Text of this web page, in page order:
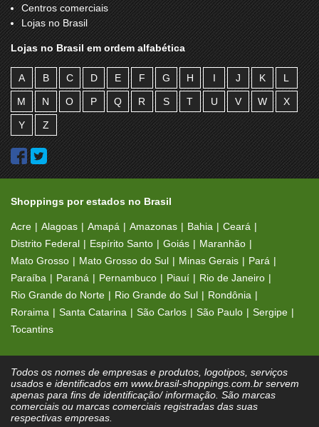
Centros comerciais
Lojas no Brasil
Lojas no Brasil em ordem alfabética
A B C D E F G H I J K L
M N O P Q R S T U V W X
Y Z
Shoppings por estados no Brasil
Acre Alagoas Amapá Amazonas Bahia
Ceará
Distrito Federal
Espírito Santo Goiás
Maranhão
Mato Grosso
Mato Grosso do Sul Minas Gerais
Pará
Paraíba
Paraná Pernambuco Piauí
Rio de Janeiro
Rio Grande do Norte
Rio Grande do Sul
Rondônia
Roraima
Santa Catarina São Carlos São Paulo
Sergipe
Tocantins
Todos os nomes de empresas e produtos, logotipos, serviços
usados e identificados em www.brasil-shoppings.com.br servem
apenas para fins de identificação/ informação. São marcas
comerciais ou marcas comerciais registradas das suas
respectivas empresas.